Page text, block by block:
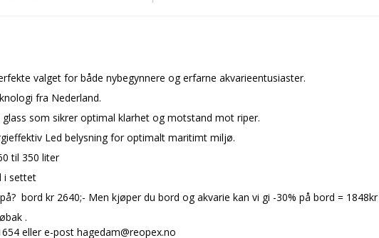
valget for både nybegynnere og erfarne akvarieentusiaster.
fra Nederland.
som sikrer optimal klarhet og motstand mot riper.
Led belysning for optimalt maritimt miljø.
til 350 liter
i settet
bord kr 2640;- Men kjøper du bord og akvarie kan vi gi -30% på bord = 1848kr
.
eller e-post hagedam@reopex.no